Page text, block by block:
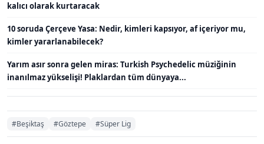
kalıcı olarak kurtaracak
10 soruda Çerçeve Yasa: Nedir, kimleri kapsıyor, af içeriyor mu,
kimler yararlanabilecek?
Yarım asır sonra gelen miras: Turkish Psychedelic müziğinin
inanılmaz yükselişi! Plaklardan tüm dünyaya...
#Beşiktaş #Göztepe #Süper Lig